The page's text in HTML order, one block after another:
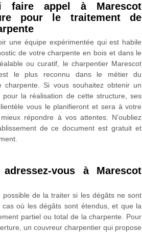
faire appel à Marescot
pour le traitement de
une équipe expérimentée qui est habile
de votre charpente en bois et dans le
ou curatif, le charpentier Marescot
le plus reconnu dans le métier du
charpente. Si vous souhaitez obtenir un
pour la réalisation de cette structure, ses
vous le planifieront et sera à votre
répondre à vos attentes. N’oubliez
de ce document est gratuit et
vous à Marescot
de la traiter si les dégâts ne sont
où les dégâts sont étendus, et que la
partiel ou total de la charpente. Pour
un couvreur charpentier qui propose